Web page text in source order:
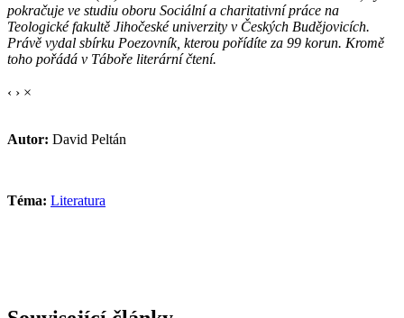
pokračuje ve studiu oboru Sociální a charitativní práce na
Teologické fakultě Jihočeské univerzity v Českých Budějovicích.
Právě vydal sbírku Poezovník, kterou pořídíte za 99 korun. Kromě
toho pořádá v Táboře literární čtení.
‹ › ×
Autor: David Peltán
Téma: Literatura